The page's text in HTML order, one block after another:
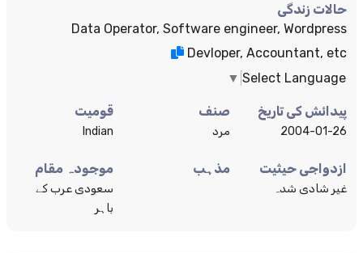
حالات زندگی
Data Operator, Software engineer, Wordpress
Devloper, Accountant, etc
Select Language
▼
پیدائش کی تاریخ
2004-01-26
صنف
مرد
قومیت
Indian
ازدواجی حیثیت
غیر شادی شدہ
مذہب موجودہ مقام
سعودی عرب کے
باہر